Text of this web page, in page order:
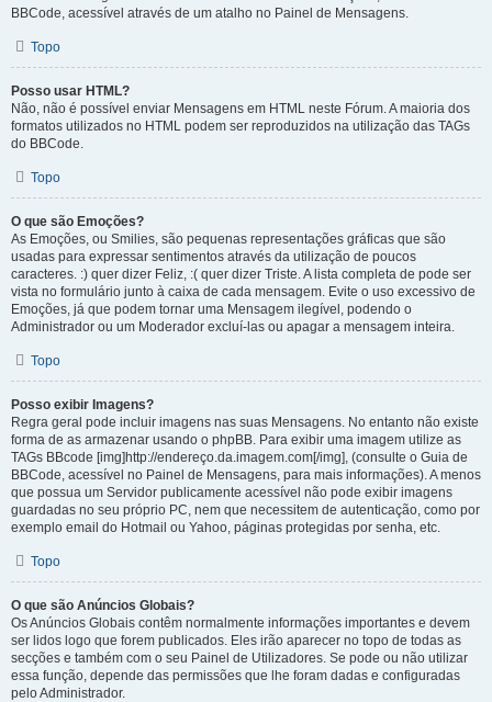
BBCode, acessível através de um atalho no Painel de Mensagens.
Topo
Posso usar HTML?
Não, não é possível enviar Mensagens em HTML neste Fórum. A maioria dos
formatos utilizados no HTML podem ser reproduzidos na utilização das TAGs
do BBCode.
Topo
O que são Emoções?
As Emoções, ou Smilies, são pequenas representações gráficas que são
usadas para expressar sentimentos através da utilização de poucos
caracteres. :) quer dizer Feliz, :( quer dizer Triste. A lista completa de pode ser
vista no formulário junto à caixa de cada mensagem. Evite o uso excessivo de
Emoções, já que podem tornar uma Mensagem ilegível, podendo o
Administrador ou um Moderador excluí-las ou apagar a mensagem inteira.
Topo
Posso exibir Imagens?
Regra geral pode incluir imagens nas suas Mensagens. No entanto não existe
forma de as armazenar usando o phpBB. Para exibir uma imagem utilize as
TAGs BBcode [img]http://endereço.da.imagem.com[/img], (consulte o Guia de
BBCode, acessível no Painel de Mensagens, para mais informações). A menos
que possua um Servidor publicamente acessível não pode exibir imagens
guardadas no seu próprio PC, nem que necessitem de autenticação, como por
exemplo email do Hotmail ou Yahoo, páginas protegidas por senha, etc.
Topo
O que são Anúncios Globais?
Os Anúncios Globais contêm normalmente informações importantes e devem
ser lidos logo que forem publicados. Eles irão aparecer no topo de todas as
secções e também com o seu Painel de Utilizadores. Se pode ou não utilizar
essa função, depende das permissões que lhe foram dadas e configuradas
pelo Administrador.